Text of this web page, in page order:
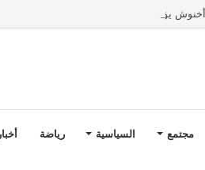
أخنوش يؤكد في المذكرة التوجيهية حول ميزانية 2027 أن ثوابت العدالة الاجتماعية والمجالية خيار استراتيجي للبلاد
مجتمع السياسية رياضة